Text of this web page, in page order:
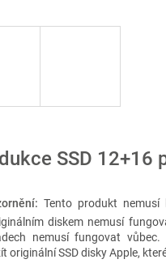
SSD 12+16
Tento produkt nemusí
diskem nemusí
nemusí fungovat
originální SSD disky Apple,